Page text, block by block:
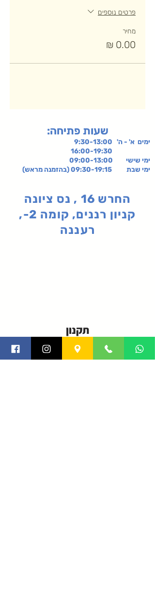
פרטים נוספים
מחיר
:שעות פתיחה
ימים א' - ה' 9:30-13:00
ימי שישי 09:00-13:00
ימי שבת 09:30-19:15 (בהזמנה מראש)
החרש 16 , נס ציונה
קניון רננים, קומה 2-,
רעננה
תקנון